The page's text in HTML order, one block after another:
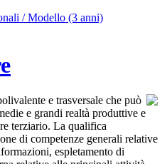
/ Modello (3 anni)
e trasversale che può
e grandi realtà produttive e
terziario. La qualifica
di competenze generali relative
espletamento di